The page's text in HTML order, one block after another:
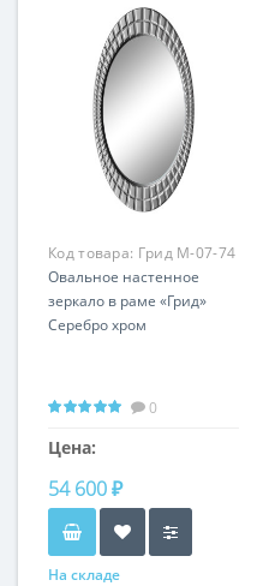
Код товара: Грид M-07-74
Овальное настенное
зеркало в раме «Грид»
Серебро хром
0
Цена:
54 600 ₽
На складе